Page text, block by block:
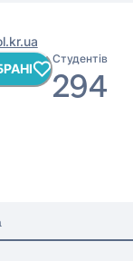
Студентів
294